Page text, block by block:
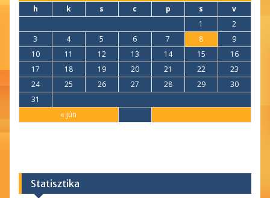
h k s c p s v
« jún
1
2
3
4 5 6 7 8
9
10
11 12 13 14 15
16
17
18 19 20 21 22
23
24
25 26 27 28 29
30
31
Statisztika